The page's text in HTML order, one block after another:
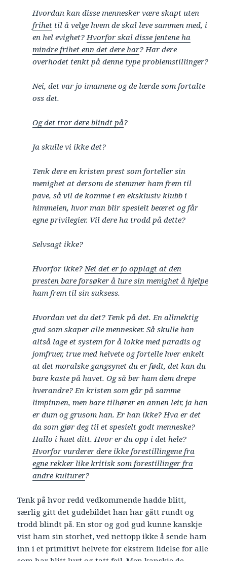
Hvordan kan disse mennesker være skapt uten
frihet til å velge hvem de skal leve sammen med, i
en hel evighet?Hvorfor skal disse jentene ha
mindre frihet enn det dere har? Har dere
overhodet tenkt på denne type problemstillinger?
Nei, det var jo imamene og de lærde som fortalte
oss det.
Og det tror dere blindt på?
Ja skulle vi ikke det?
Tenk dere en kristen prest som forteller sin
menighet at dersom de stemmer ham frem til
pave, så vil de komme i en eksklusiv klubb i
himmelen, hvor man blir spesielt beæret og får
egne privilegier. Vil dere ha trodd på dette?
Selvsagt ikke?
Hvorfor ikke?Nei det er jo opplagt at den
presten bare forsøker å lure sin menighet å hjelpe
ham frem til sin suksess.
Hvordan vet du det? Tenk på det. En allmektig
gud som skaper alle mennesker. Så skulle han
altså lage et system for å lokke med paradis og
jomfruer, true med helvete og fortelle hver enkelt
at det moralske gangsynet du er født, det kan du
bare kaste på havet. Og så ber ham dem drepe
hverandre? En kristen som går på samme
limpinnen, men bare tilhører en annen leir, ja han
er dum og grusom han. Er han ikke? Hva er det
da som gjør deg til et spesielt godt menneske?
Hallo i huet ditt. Hvor er du opp i det hele?
Hvorfor vurderer dere ikke forestillingene fra
egne rekker like kritisk som forestillinger fra
andre kulturer?
Tenk på hvor redd vedkommende hadde blitt,
særlig gitt det gudebildet han har gått rundt og
trodd blindt på. En stor og god gud kunne kanskje
vist ham sin storhet, ved nettopp ikke å sende ham
inn i et primitivt helvete for ekstrem lidelse for alle